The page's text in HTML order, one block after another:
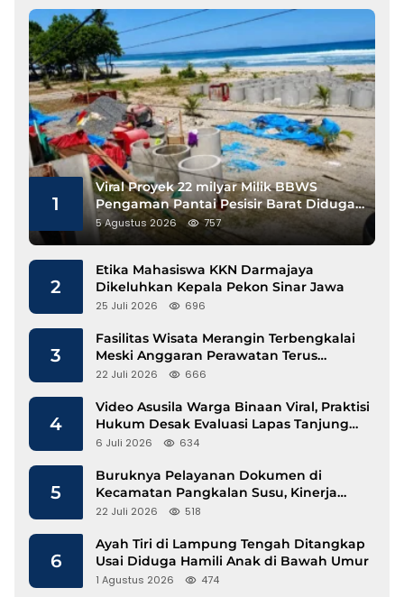
1
Viral Proyek 22 milyar Milik BBWS
Pengaman Pantai Pesisir Barat Diduga
Gunakan Besi Banci
5 Agustus 2026 757
2
Etika Mahasiswa KKN Darmajaya
Dikeluhkan Kepala Pekon Sinar Jawa
25 Juli 2026 696
3
Fasilitas Wisata Merangin Terbengkalai
Meski Anggaran Perawatan Terus
Mengalir
22 Juli 2026 666
4
Video Asusila Warga Binaan Viral, Praktisi
Hukum Desak Evaluasi Lapas Tanjung
Raja
6 Juli 2026 634
5
Buruknya Pelayanan Dokumen di
Kecamatan Pangkalan Susu, Kinerja
Disdukcapil Langkat Disorot
22 Juli 2026 518
6
Ayah Tiri di Lampung Tengah Ditangkap
Usai Diduga Hamili Anak di Bawah Umur
1 Agustus 2026 474